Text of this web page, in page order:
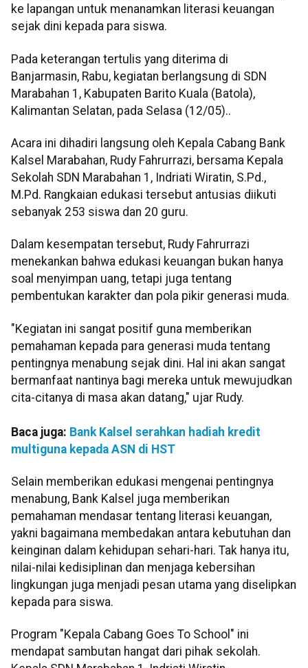
ke lapangan untuk menanamkan literasi keuangan
sejak dini kepada para siswa.
Pada keterangan tertulis yang diterima di
Banjarmasin, Rabu, kegiatan berlangsung di SDN
Marabahan 1, Kabupaten Barito Kuala (Batola),
Kalimantan Selatan, pada Selasa (12/05)..
Acara ini dihadiri langsung oleh Kepala Cabang Bank
Kalsel Marabahan, Rudy Fahrurrazi, bersama Kepala
Sekolah SDN Marabahan 1, Indriati Wiratin, S.Pd.,
M.Pd. Rangkaian edukasi tersebut antusias diikuti
sebanyak 253 siswa dan 20 guru.
Dalam kesempatan tersebut, Rudy Fahrurrazi
menekankan bahwa edukasi keuangan bukan hanya
soal menyimpan uang, tetapi juga tentang
pembentukan karakter dan pola pikir generasi muda.
"Kegiatan ini sangat positif guna memberikan
pemahaman kepada para generasi muda tentang
pentingnya menabung sejak dini. Hal ini akan sangat
bermanfaat nantinya bagi mereka untuk mewujudkan
cita-citanya di masa akan datang," ujar Rudy.
Baca juga: Bank Kalsel serahkan hadiah kredit
multiguna kepada ASN di HST
Selain memberikan edukasi mengenai pentingnya
menabung, Bank Kalsel juga memberikan
pemahaman mendasar tentang literasi keuangan,
yakni bagaimana membedakan antara kebutuhan dan
keinginan dalam kehidupan sehari-hari. Tak hanya itu,
nilai-nilai kedisiplinan dan menjaga kebersihan
lingkungan juga menjadi pesan utama yang diselipkan
kepada para siswa.
Program "Kepala Cabang Goes To School" ini
mendapat sambutan hangat dari pihak sekolah.